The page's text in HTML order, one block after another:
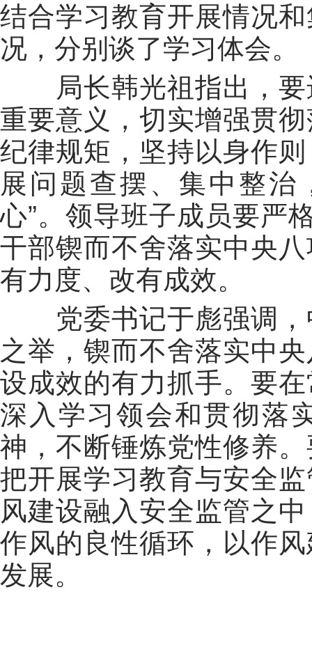
结合学习教育开展情况
况，分别谈了学习体会。
局长韩光祖指出，要
重要意义，切实增强贯
纪律规矩，坚持以身作
展问题查摆、集中整治
心”。领导班子成员要严
干部锲而不舍落实中央
有力度、改有成效。
党委书记于彪强调，
之举，锲而不舍落实中
设成效的有力抓手。要
深入学习领会和贯彻落
神，不断锤炼党性修养
把开展学习教育与安全
风建设融入安全监管之
作风的良性循环，以作
发展。